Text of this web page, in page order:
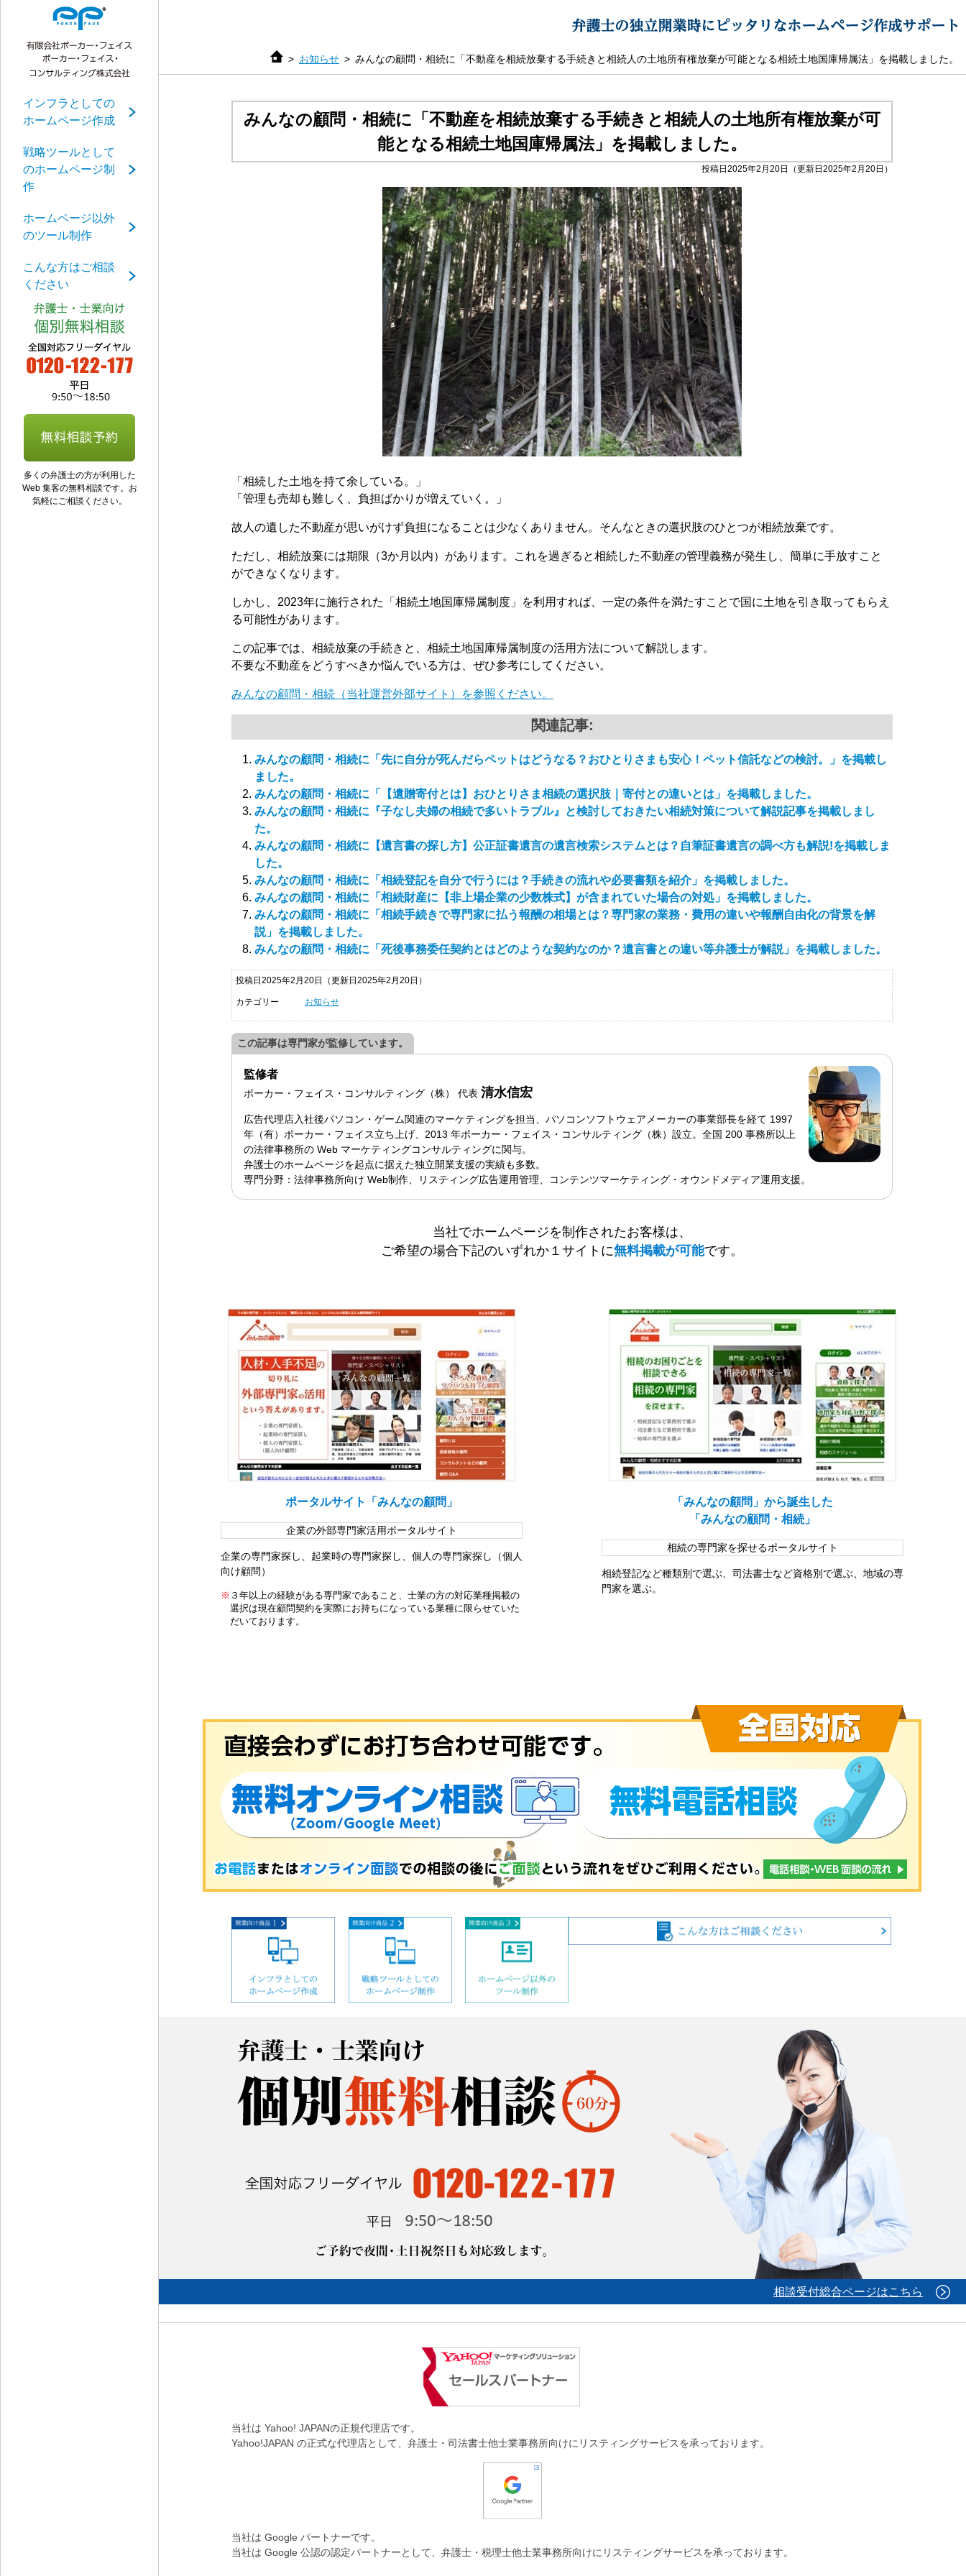
インフラとしての
ホームページ作成
戦略ツールとして
のホームページ制
作
ホームページ以外
のツール制作
こんな方はご相談
ください
多くの弁護士の方が利用した
Web 集客の無料相談です。お
気軽にご相談ください。
お知らせ みんなの顧問・相続に「不動産を相続放棄する手続きと相続人の土地所有権放棄が可能となる相続土地国庫帰属法」を掲載しました。
みんなの顧問・相続に「不動産を相続放棄する手続きと相続人の土地所有権放棄が可
能となる相続土地国庫帰属法」を掲載しました。
投稿日2025年2月20日 （更新日2025年2月20日）
「相続した土地を持て余している。」
「管理も売却も難しく、負担ばかりが増えていく。」
故人の遺した不動産が思いがけず負担になることは少なくありません。そんなときの選択肢のひとつが相続放棄です。
ただし、相続放棄には期限（3か月以内）があります。これを過ぎると相続した不動産の管理義務が発生し、簡単に手放すこと
ができなくなります。
しかし、2023年に施行された「相続土地国庫帰属制度」を利用すれば、一定の条件を満たすことで国に土地を引き取ってもらえ
る可能性があります。
この記事では、相続放棄の手続きと、相続土地国庫帰属制度の活用方法について解説します。
不要な不動産をどうすべきか悩んでいる方は、ぜひ参考にしてください。
みんなの顧問・相続（当社運営外部サイト）を参照ください。
関連記事:
みんなの顧問・相続に「先に自分が死んだらペットはどうなる？おひとりさまも安心！ペット信託などの検討。」を掲載し
ました。
みんなの顧問・相続に「【遺贈寄付とは】おひとりさま相続の選択肢｜寄付との違いとは」を掲載しました。
みんなの顧問・相続に『子なし夫婦の相続で多いトラブル』と検討しておきたい相続対策について解説記事を掲載しまし
た。
みんなの顧問・相続に【遺言書の探し方】公正証書遺言の遺言検索システムとは？自筆証書遺言の調べ方も解説!を掲載しま
した。
みんなの顧問・相続に「相続登記を自分で行うには？手続きの流れや必要書類を紹介」を掲載しました。
みんなの顧問・相続に「相続財産に【非上場企業の少数株式】が含まれていた場合の対処」を掲載しました。
みんなの顧問・相続に「相続手続きで専門家に払う報酬の相場とは？専門家の業務・費用の違いや報酬自由化の背景を解
説」を掲載しました。
みんなの顧問・相続に「死後事務委任契約とはどのような契約なのか？遺言書との違い等弁護士が解説」を掲載しました。
投稿日2025年2月20日 （更新日2025年2月20日）
カテゴリー お知らせ
この記事は専門家が監修しています。
監修者
ポーカー・フェイス・コンサルティング（株） 代表 清水信宏
広告代理店入社後パソコン・ゲーム関連のマーケティングを担当、パソコンソフトウェアメーカーの事業部長を経て 1997
年（有）ポーカー・フェイス立ち上げ、2013 年ポーカー・フェイス・コンサルティング（株）設立。全国 200 事務所以上
の法律事務所の Web マーケティングコンサルティングに関与。
弁護士のホームページを起点に据えた独立開業支援の実績も多数。
専門分野：法律事務所向け Web制作、リスティング広告運用管理、コンテンツマーケティング・オウンドメディア運用支援。
当社でホームページを制作されたお客様は、
ご希望の場合下記のいずれか１サイトに無料掲載が可能です。
ポータルサイト「みんなの顧問」
企業の外部専門家活用ポータルサイト
企業の専門家探し、起業時の専門家探し、個人の専門家探し（個人
向け顧問）
※ ３年以上の経験がある専門家であること、士業の方の対応業種掲載の
選択は現在顧問契約を実際にお持ちになっている業種に限らせていた
だいております。
「みんなの顧問」から誕生した
「みんなの顧問・相続」
相続の専門家を探せるポータルサイト
相続登記など種類別で選ぶ、司法書士など資格別で選ぶ、地域の専
門家を選ぶ。
相談受付総合ページはこちら
当社は Yahoo! JAPANの正規代理店です。
Yahoo!JAPAN の正式な代理店として、弁護士・司法書士他士業事務所向けにリスティングサービスを承っております。
当社は Google パートナーです。
当社は Google 公認の認定パートナーとして、弁護士・税理士他士業事務所向けにリスティングサービスを承っております。